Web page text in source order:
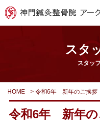
スタ
スタッ
HOME > 令和6年 新年のご挨拶
令和6年 新年の